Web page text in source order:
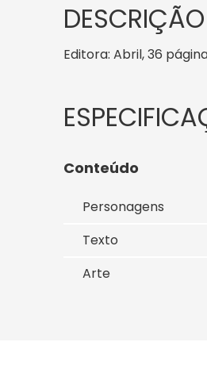
Editora: Abril, 36
Conteúdo
Personagens
Texto
Arte